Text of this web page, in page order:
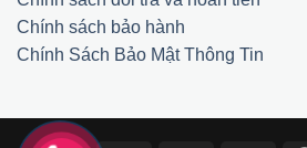
Chính sách bảo hành
Chính Sách Bảo Mật Thông Tin